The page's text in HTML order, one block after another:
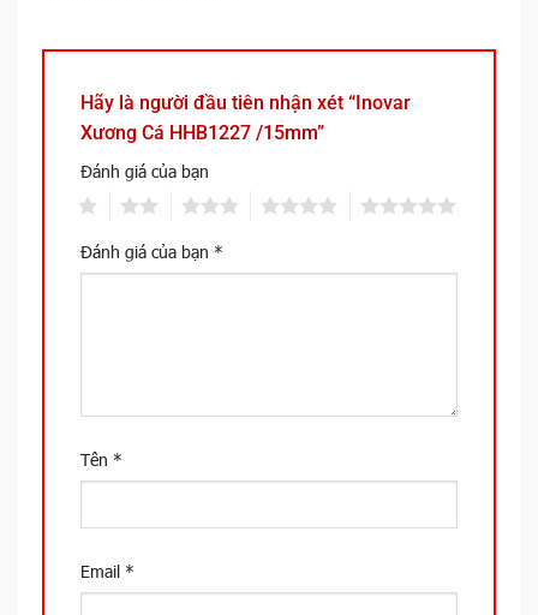
Hãy là người đầu tiên nhận xét “Inovar
Xương Cá HHB1227 /15mm”
Đánh giá của bạn
Đánh giá của bạn *
Tên *
Email *